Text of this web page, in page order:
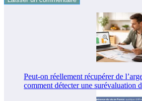
Peut-on réellement récupérer de
comment détecter une surévaluation